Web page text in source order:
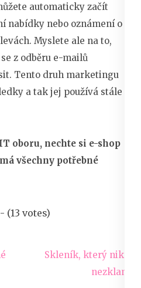
automaticky začít
nabídky nebo oznámení o
Myslete ale na to,
z odběru e-mailů
Tento druh marketingu
a tak jej používá stále
oboru, nechte si e-shop
všechny potřebné
(13 votes)
Skleník, který nikdy
nezklame